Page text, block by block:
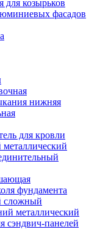
для козырьков
фасадов
нижняя
для кровли
фундамента
сложный
металлический
сэндвич-панелей